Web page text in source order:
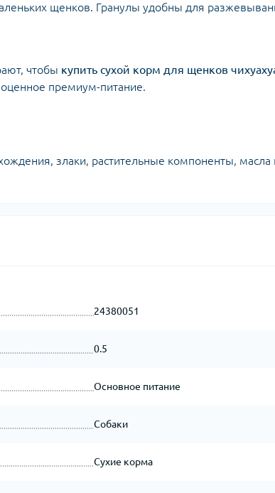
щенков. Гранулы удобны для
чтобы купить сухой корм для щенков
премиум-питание.
злаки, растительные компоненты,
24380051
0.5
Основное питание
Собаки
Сухие корма